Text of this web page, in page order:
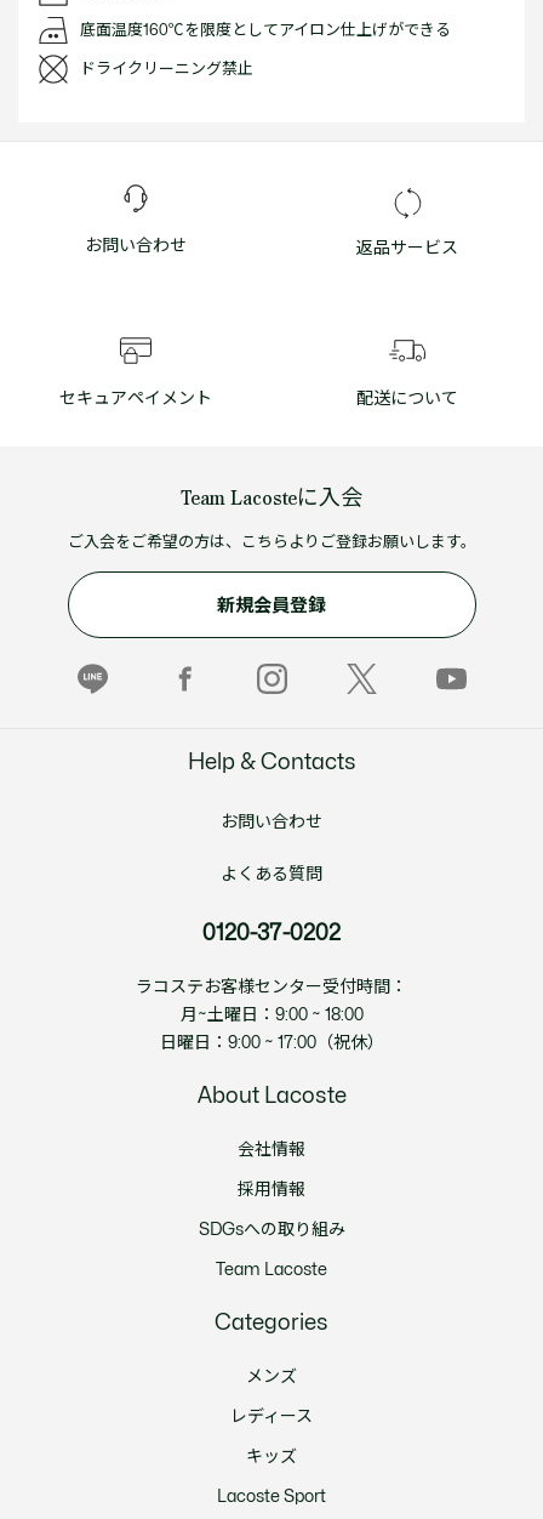
底面温度160℃を限度としてアイロン仕上げができる
ドライクリーニング禁止
お問い合わせ 返品サービス
セキュアペイメント 配送について
Team Lacosteに入会
ご入会をご希望の方は、こちらよりご登録お願いします。
新規会員登録
Help & Contacts
お問い合わせ
よくある質問
0120-37-0202
ラコステお客様センター受付時間：
月~土曜日：9:00 ~ 18:00
日曜日：9:00 ~ 17:00（祝休）
About Lacoste
会社情報
採用情報
SDGsへの取り組み
Team Lacoste
Categories
メンズ
レディース
キッズ
Lacoste Sport